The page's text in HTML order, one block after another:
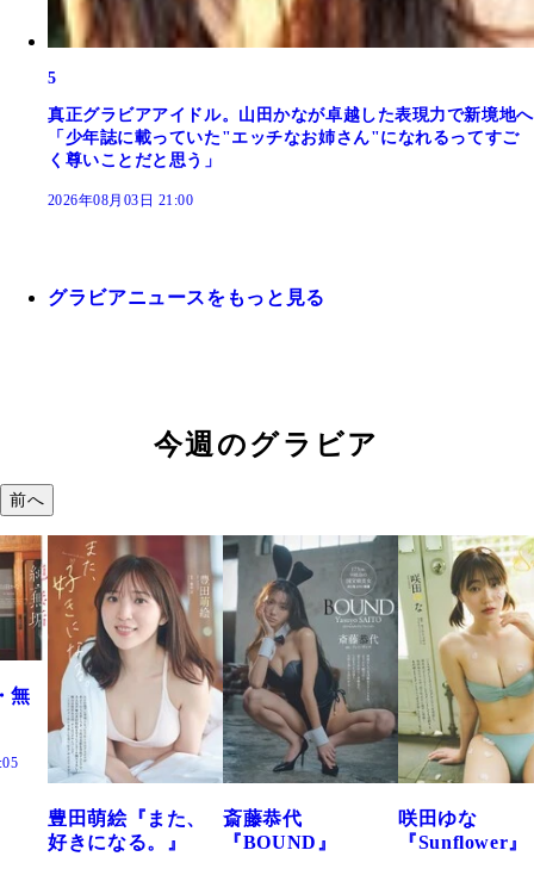
5
真正グラビアアイドル。山田かなが卓越した表現力で新境地へ
「少年誌に載っていた"エッチなお姉さん"になれるってすご
く尊いことだと思う」
2026年08月03日 21:00
グラビアニュースをもっと見る
今週のグラビア
前へ
斎藤恭代
『BOUND』
咲田ゆな
『Sunflower』
藤水咲桜『花
だまり』